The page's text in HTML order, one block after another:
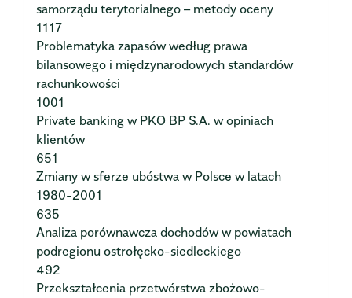
samorządu terytorialnego – metody oceny
1117
Problematyka zapasów według prawa
bilansowego i międzynarodowych standardów
rachunkowości
1001
Private banking w PKO BP S.A. w opiniach
klientów
651
Zmiany w sferze ubóstwa w Polsce w latach
1980-2001
635
Analiza porównawcza dochodów w powiatach
podregionu ostrołęcko-siedleckiego
492
Przekształcenia przetwórstwa zbożowo-